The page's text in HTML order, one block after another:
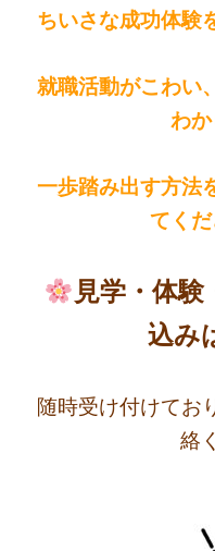
ちいさな成功体験
就職活動がこわい
わか
一歩踏み出す方法
てく
見学・体験
込み
随時受け付けてお
絡